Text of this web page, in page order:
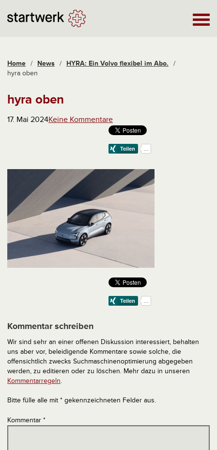
Home / News / HYRA: Ein Volvo flexibel im Abo.
/
hyra oben
hyra oben
17. Mai 2024Keine Kommentare
Kommentar schreiben
Wir sind sehr an einer offenen Diskussion interessiert, behalten
uns aber vor, beleidigende Kommentare sowie solche, die
offensichtlich zwecks Suchmaschinenoptimierung abgegeben
werden, zu editieren oder zu löschen. Mehr dazu in unseren
Kommentarregeln.
Bitte fülle alle mit * gekennzeichneten Felder aus.
Kommentar *